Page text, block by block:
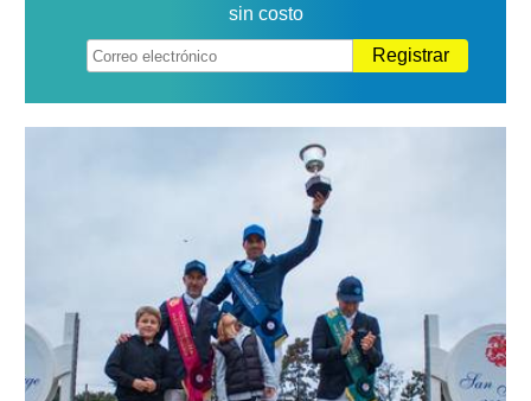
sin costo
Registrar